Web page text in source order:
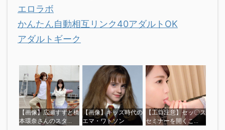
エロラボ
かんたん自動相互リンク40アダルトOK
アダルトギーク